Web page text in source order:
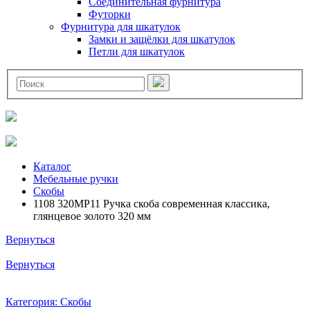
Футорки
Фурнитура для шкатулок
Замки и защёлки для шкатулок
Петли для шкатулок
Каталог
Мебельные ручки
Скобы
1108 320MP11 Ручка скоба современная классика,
глянцевое золото 320 мм
Вернуться
Вернуться
Категория: Скобы